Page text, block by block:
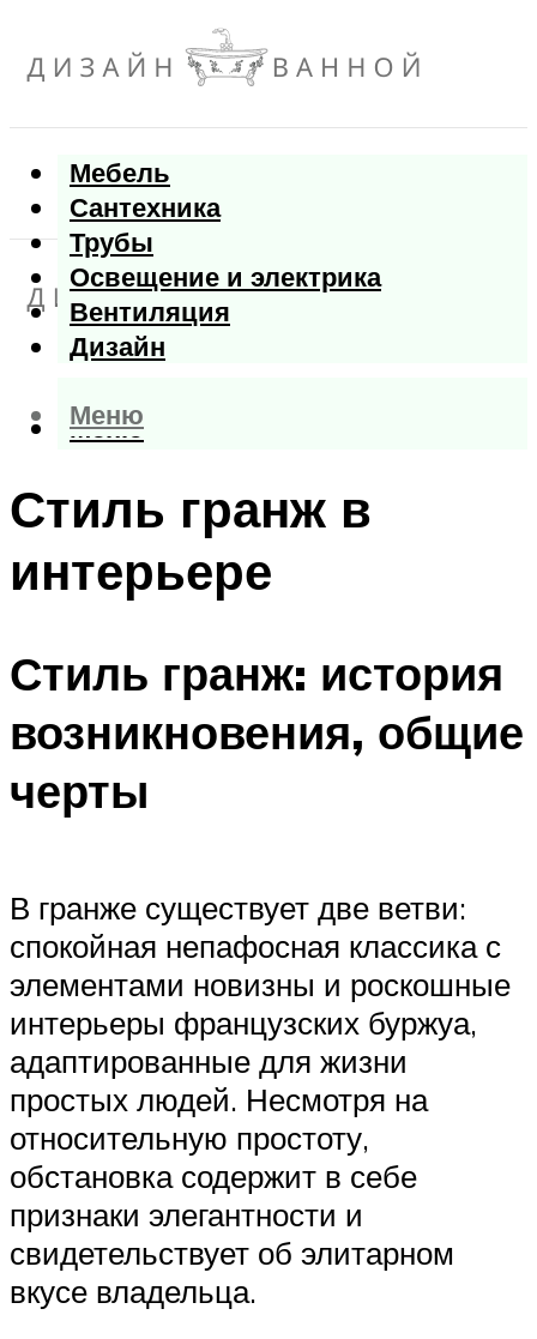
Мебель
Сантехника
Трубы
Освещение и электрика
Вентиляция
Дизайн
Меню
Меню
Стиль гранж в
интерьере
Стиль гранж: история
возникновения, общие
черты
В гранже существует две ветви:
спокойная непафосная классика с
элементами новизны и роскошные
интерьеры французских буржуа,
адаптированные для жизни
простых людей. Несмотря на
относительную простоту,
обстановка содержит в себе
признаки элегантности и
свидетельствует об элитарном
вкусе владельца.